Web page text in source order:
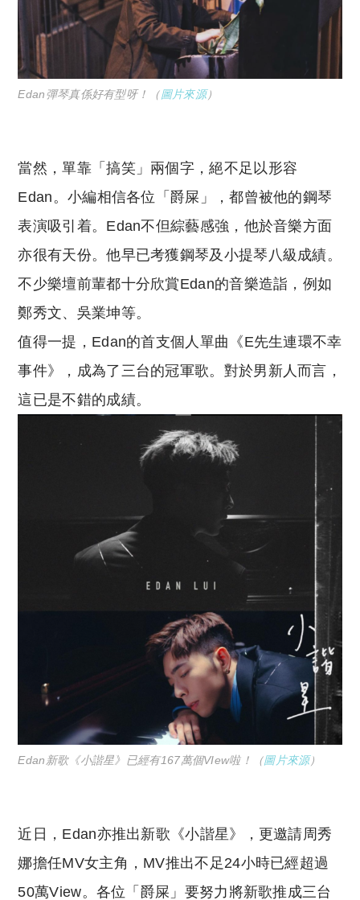
Edan彈琴真係好有型呀！（圖片來源）
當然，單靠「搞笑」兩個字，絕不足以形容
Edan。小編相信各位「爵屎」，都曾被他的鋼琴
表演吸引着。Edan不但綜藝感強，他於音樂方面
亦很有天份。他早已考獲鋼琴及小提琴八級成績。
不少樂壇前輩都十分欣賞Edan的音樂造詣，例如
鄭秀文、吳業坤等。
值得一提，Edan的首支個人單曲《E先生連環不幸
事件》，成為了三台的冠軍歌。對於男新人而言，
這已是不錯的成績。
Edan新歌《小諧星》已經有167萬個VIew啦！（圖片來源）
近日，Edan亦推出新歌《小諧星》，更邀請周秀
娜擔任MV女主角，MV推出不足24小時已經超過
50萬View。各位「爵屎」要努力將新歌推成三台